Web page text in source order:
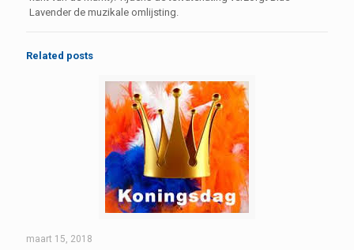
Lavender de muzikale omlijsting.
Related posts
maart 15, 2018